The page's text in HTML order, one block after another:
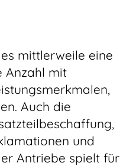
mittlerweile eine
Anzahl mit
Auch die
und
Antriebe spielt für